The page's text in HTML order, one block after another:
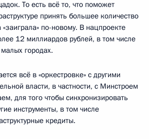
То есть всё то, что поможет
принять большее количество
«заиграла» по-новому. В нацпроекте
12 миллиардов рублей, в том числе
городах.
всё в «оркестровке» с другими
власти, в частности, с Минстроем
для того чтобы синхронизировать
инструменты, в том числе
кредиты.